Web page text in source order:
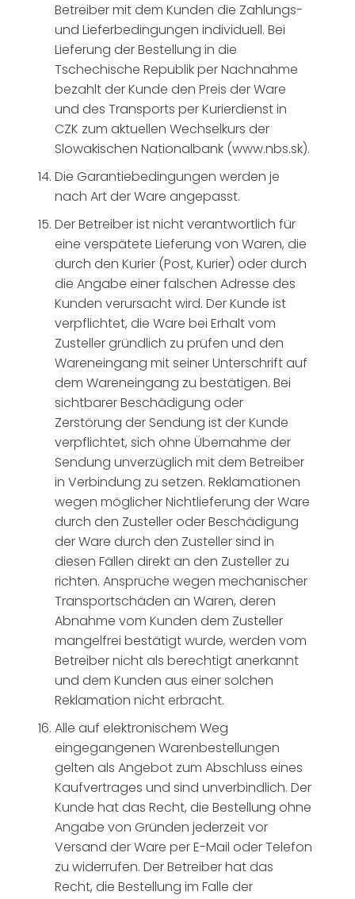
Betreiber mit dem Kunden die Zahlungs-
und Lieferbedingungen individuell. Bei
Lieferung der Bestellung in die
Tschechische Republik per Nachnahme
bezahlt der Kunde den Preis der Ware
und des Transports per Kurierdienst in
CZK zum aktuellen Wechselkurs der
Slowakischen Nationalbank (www.nbs.sk).
Die Garantiebedingungen werden je
nach Art der Ware angepasst.
Der Betreiber ist nicht verantwortlich für
eine verspätete Lieferung von Waren, die
durch den Kurier (Post, Kurier) oder durch
die Angabe einer falschen Adresse des
Kunden verursacht wird. Der Kunde ist
verpflichtet, die Ware bei Erhalt vom
Zusteller gründlich zu prüfen und den
Wareneingang mit seiner Unterschrift auf
dem Wareneingang zu bestätigen. Bei
sichtbarer Beschädigung oder
Zerstörung der Sendung ist der Kunde
verpflichtet, sich ohne Übernahme der
Sendung unverzüglich mit dem Betreiber
in Verbindung zu setzen. Reklamationen
wegen möglicher Nichtlieferung der Ware
durch den Zusteller oder Beschädigung
der Ware durch den Zusteller sind in
diesen Fällen direkt an den Zusteller zu
richten. Ansprüche wegen mechanischer
Transportschäden an Waren, deren
Abnahme vom Kunden dem Zusteller
mangelfrei bestätigt wurde, werden vom
Betreiber nicht als berechtigt anerkannt
und dem Kunden aus einer solchen
Reklamation nicht erbracht.
Alle auf elektronischem Weg
eingegangenen Warenbestellungen
gelten als Angebot zum Abschluss eines
Kaufvertrages und sind unverbindlich. Der
Kunde hat das Recht, die Bestellung ohne
Angabe von Gründen jederzeit vor
Versand der Ware per E-Mail oder Telefon
zu widerrufen. Der Betreiber hat das
Recht, die Bestellung im Falle der